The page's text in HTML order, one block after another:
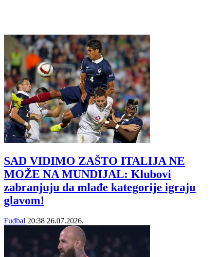
SAD VIDIMO ZAŠTO ITALIJA NE
MOŽE NA MUNDIJAL: Klubovi
zabranjuju da mlađe kategorije igraju
glavom!
Fudbal 20:38 26.07.2026.